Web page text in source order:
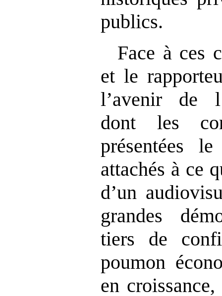
publics.
Face à ces
et le
l’avenir de
dont les
présentées
attachés à ce
d’un
grandes
tiers de
poumon
en